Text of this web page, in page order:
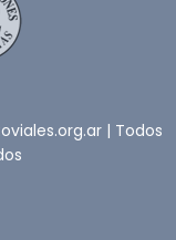
| Todos